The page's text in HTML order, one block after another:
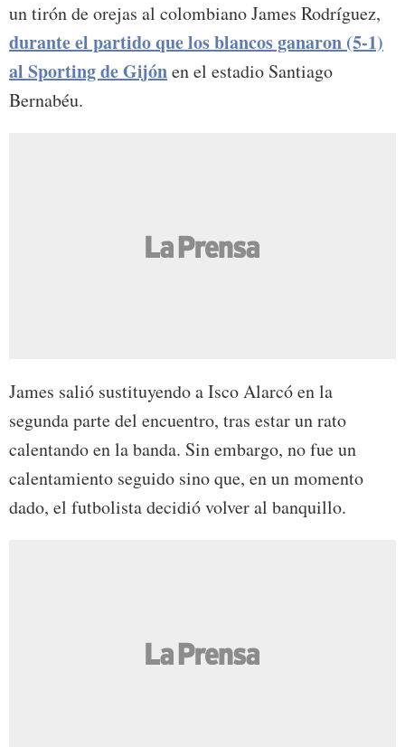
un tirón de orejas al colombiano James Rodríguez,
durante el partido que los blancos ganaron (5-1)
al Sporting de Gijónen el estadio Santiago
Bernabéu.
James salió sustituyendo a Isco Alarcó en la
segunda parte del encuentro, tras estar un rato
calentando en la banda. Sin embargo, no fue un
calentamiento seguido sino que, en un momento
dado, el futbolista decidió volver al banquillo.